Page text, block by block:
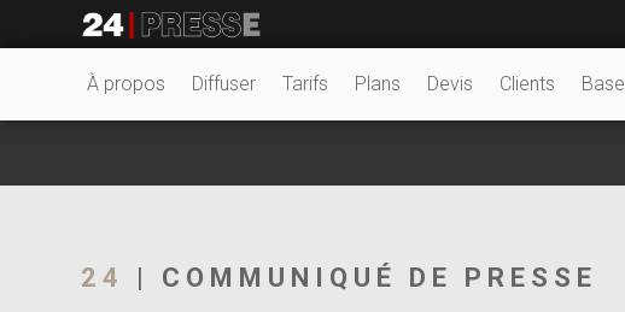
24Presse -
À propos Diffuser Tarifs Plans Devis Clients Base
24 | COMMUNIQUÉ DE PRESSE